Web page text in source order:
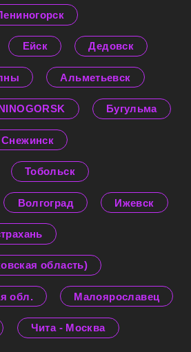
Ейск Дедовск
Альметьевск
Бугульма
Снежинск
Тобольск
Волгоград Ижевск
область)
обл. Малоярославец
Чита - Москва